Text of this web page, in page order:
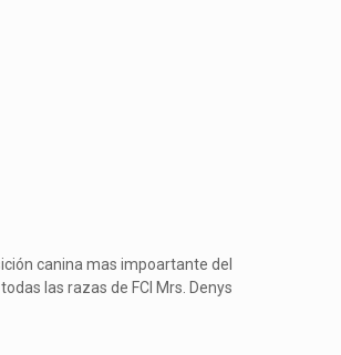
canina mas impoartante del
las razas de FCI Mrs. Denys